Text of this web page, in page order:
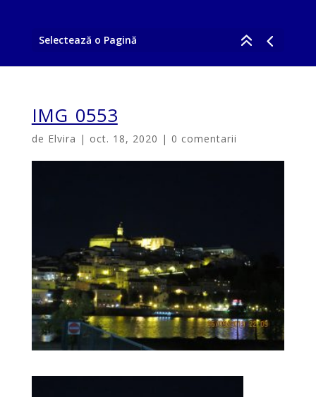
Selectează o Pagină
IMG_0553
de Elvira | oct. 18, 2020 | 0 comentarii